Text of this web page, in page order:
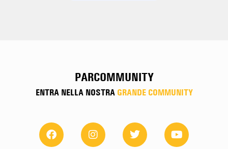
PARCOMMUNITY
ENTRA NELLA NOSTRA GRANDE COMMUNITY